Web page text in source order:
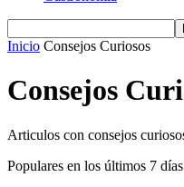
Inicio Consejos Curiosos
Consejos
Articulos con consejos
Populares en los últimos 7 días